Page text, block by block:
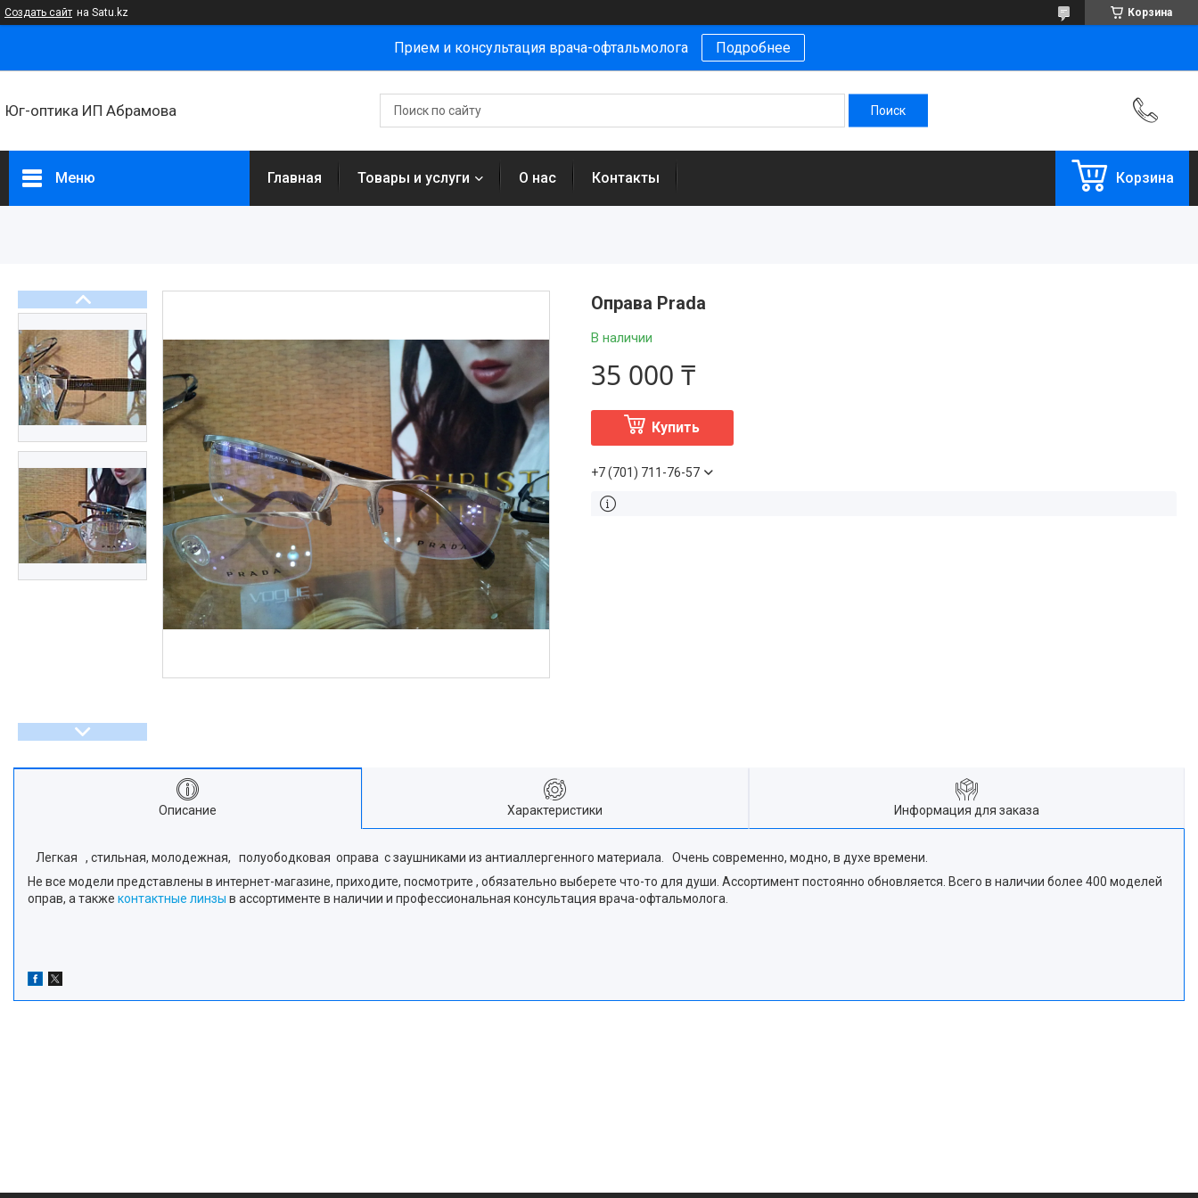
Создать сайт на Satu.kz Корзина
Прием и консультация врача-офтальмолога Подробнее
Юг-оптика ИП Абрамова
Меню
О нас
Отзывы
Главная Товары и услуги О нас Контакты Корзина
Оправа Prada
В наличии
35 000 ₸
Купить
+7 (701) 711-76-57
Описание Характеристики Информация для заказа
Легкая , стильная, молодежная, полуободковая оправа с заушниками из антиаллергенного материала. Очень современно, модно, в духе времени.
Не все модели представлены в интернет-магазине, приходите, посмотрите , обязательно выберете что-то для души. Ассортимент постоянно обновляется. Всего в наличии более 400 моделей
оправ, а также контактные линзы в ассортименте в наличии и профессиональная консультация врача-офтальмолога.